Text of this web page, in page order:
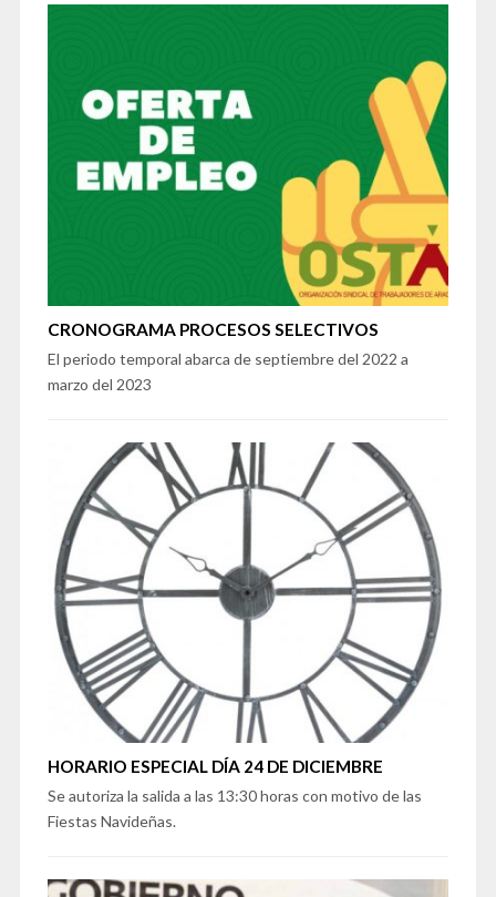
CRONOGRAMA PROCESOS SELECTIVOS
El periodo temporal abarca de septiembre del 2022 a
marzo del 2023
HORARIO ESPECIAL DÍA 24 DE DICIEMBRE
Se autoriza la salida a las 13:30 horas con motivo de las
Fiestas Navideñas.